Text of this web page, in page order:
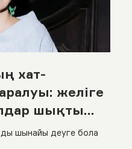
хат-
желіге
шықты
өзі не дейді?
шынайы деуге бола